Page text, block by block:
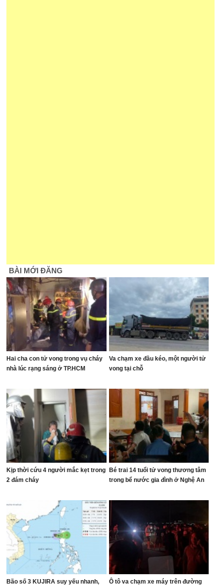
BÀI MỚI ĐĂNG
Hai cha con tử vong trong vụ cháy
nhà lúc rạng sáng ở TP.HCM
Va chạm xe đầu kéo, một người tử
vong tại chỗ
Kịp thời cứu 4 người mắc kẹt trong
2 đám cháy
Bé trai 14 tuổi tử vong thương tâm
trong bể nước gia đình ở Nghệ An
Bão số 3 KUJIRA suy yếu nhanh, Ô tô va chạm xe máy trên đường